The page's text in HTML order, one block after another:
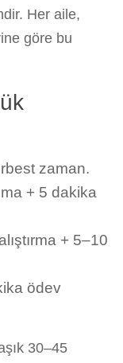
Her aile,
göre bu
zaman.
+ 5 dakika
+ 5–10
ödev
30–45